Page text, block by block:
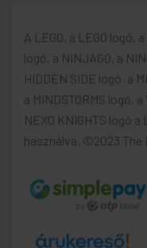
A LEGO, a LEGO logó,
logó, a NINJAGO, a
HIDDEN SIDE logó, a
a MINDSTORMS logó,
NEXO KNIGHTS logó
használva. ©2023 The